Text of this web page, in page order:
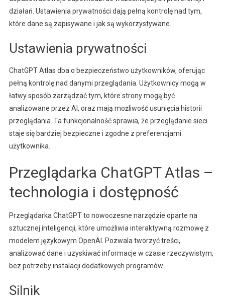
działań. Ustawienia prywatności dają pełną kontrolę nad tym,
które dane są zapisywane i jak są wykorzystywane.
Ustawienia prywatności
ChatGPT Atlas dba o bezpieczeństwo użytkowników, oferując
pełną kontrolę nad danymi przeglądania. Użytkownicy mogą w
łatwy sposób zarządzać tym, które strony mogą być
analizowane przez AI, oraz mają możliwość usunięcia historii
przeglądania. Ta funkcjonalność sprawia, że przeglądanie sieci
staje się bardziej bezpieczne i zgodne z preferencjami
użytkownika.
Przeglądarka ChatGPT Atlas –
technologia i dostępność
Przeglądarka ChatGPT to nowoczesne narzędzie oparte na
sztucznej inteligencji, które umożliwia interaktywną rozmowę z
modelem językowym OpenAI. Pozwala tworzyć treści,
analizować dane i uzyskiwać informacje w czasie rzeczywistym,
bez potrzeby instalacji dodatkowych programów.
Silnik